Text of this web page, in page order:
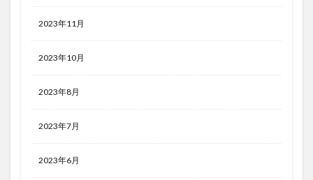
2023年11月
2023年10月
2023年8月
2023年7月
2023年6月